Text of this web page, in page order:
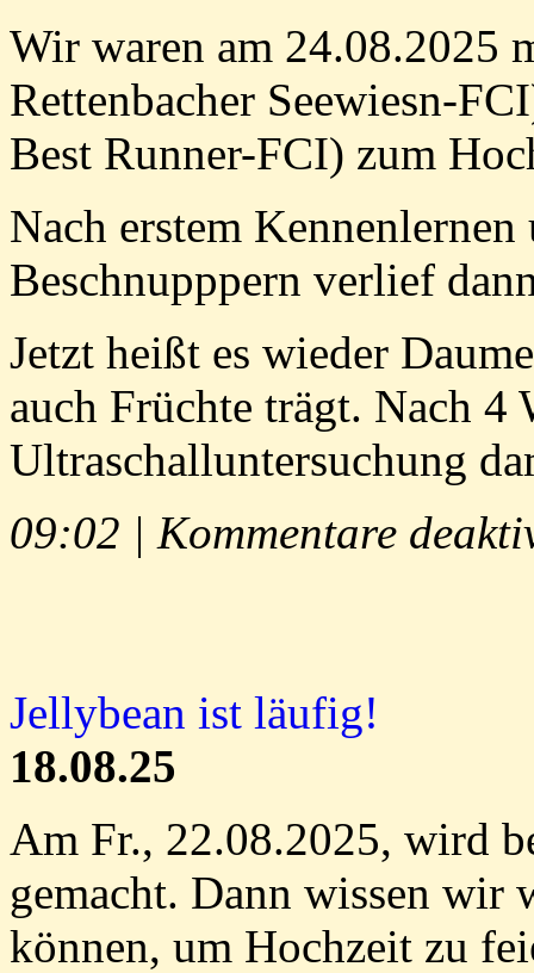
Wir waren am 24.08.2025
Rettenbacher Seewiesn-
Best Runner-FCI) zum
Nach erstem
Beschnupppern verlief
Jetzt heißt es wieder
auch Früchte trägt. Nach 4
Ultraschalluntersuchung
09:02 | Kommentare
Jellybean ist läufig!
18.08.25
Am Fr., 22.08.2025, wird
gemacht. Dann wissen wir
können, um Hochzeit zu